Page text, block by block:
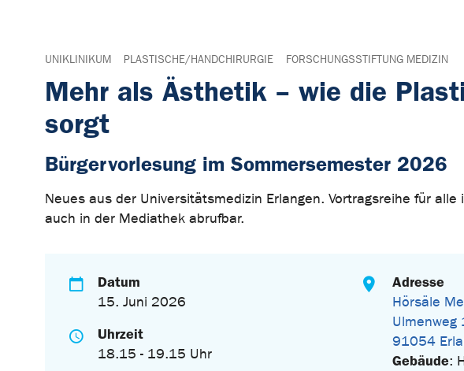
UNIKLINIKUM PLASTISCHE/HANDCHIRURGIE FORSCHUNGSSTIFTUNG MEDIZIN
Mehr als Ästhetik – wie die
sorgt
Bürgervorlesung im Sommersemester 2026
Neues aus der Universitätsmedizin Erlangen. Vortragsreihe für
auch in der Mediathek abrufbar.
Datum
15. Juni 2026
Uhrzeit
18.15 - 19.15 Uhr
Adresse
Hörsäle
Ulmenweg
91054
Gebäude: